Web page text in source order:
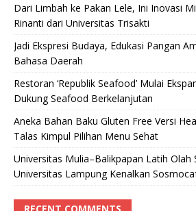
Dari Limbah ke Pakan Lele, Ini Inovasi
Rinanti dari Universitas Trisakti
Jadi Ekspresi Budaya, Edukasi Pangan
Bahasa Daerah
Restoran ‘Republik Seafood’ Mulai
Dukung Seafood Berkelanjutan
Aneka Bahan Baku Gluten Free Versi
Talas Kimpul Pilihan Menu Sehat
Universitas Mulia–Balikpapan Latih Olah
Universitas Lampung Kenalkan